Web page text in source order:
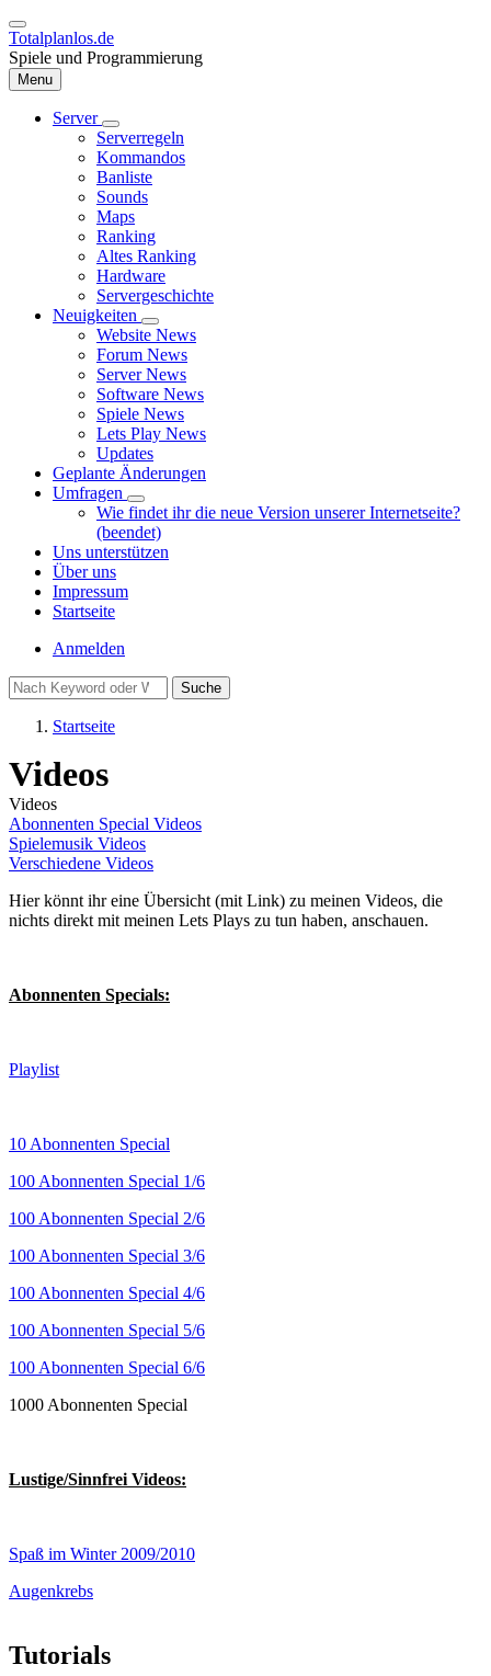
Direkt
zum
Inhalt
Totalplanlos.de
Spiele und Programmierung
Menu
Hauptnavigation
Server
Unternavigation
von
Server
Serverregeln
Kommandos
Banliste
Sounds
Maps
Ranking
Altes Ranking
Hardware
Servergeschichte
Neuigkeiten
Unternavigation
von
Neuigkeiten
Website News
Forum News
Server News
Software News
Spiele News
Lets Play News
Updates
Geplante Änderungen
Umfragen
Unternavigation
von
Umfragen
Wie findet ihr die neue Version unserer Internetseite?
(beendet)
Uns unterstützen
Über uns
Impressum
Startseite
Benutzermenü
Anmelden
Suche
Startseite
Videos
Videos
Abonnenten Special Videos
Spielemusik Videos
Verschiedene Videos
Hier könnt ihr eine Übersicht (mit Link) zu meinen Videos, die
nichts direkt mit meinen Lets Plays zu tun haben, anschauen.
Abonnenten Specials:
Playlist
10 Abonnenten Special
100 Abonnenten Special 1/6
100 Abonnenten Special 2/6
100 Abonnenten Special 3/6
100 Abonnenten Special 4/6
100 Abonnenten Special 5/6
100 Abonnenten Special 6/6
1000 Abonnenten Special
Lustige/Sinnfrei Videos:
Spaß im Winter 2009/2010
Augenkrebs
Tutorials